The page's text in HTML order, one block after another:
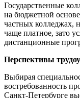
Государственные
на бюджетной
частных
чаще платное, зато
дистанционные
Перспективы
Выбирая
востребованность
Санкт-Петербурге